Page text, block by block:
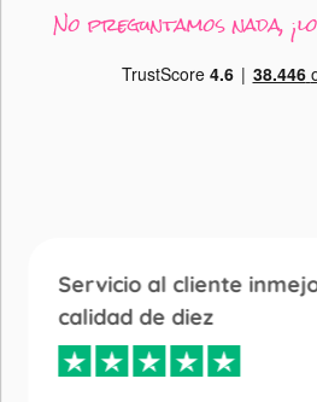
No preguntamos nada,
Servicio al cliente
calidad de diez